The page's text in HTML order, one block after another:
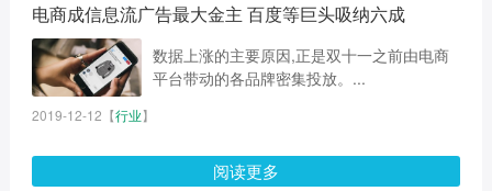
电商成信息流广告最大金主 百度等巨头吸纳六成
数据上涨的主要原因,正是双十一之前由电商
平台带动的各品牌密集投放。...
2019-12-12 【行业】
阅读更多